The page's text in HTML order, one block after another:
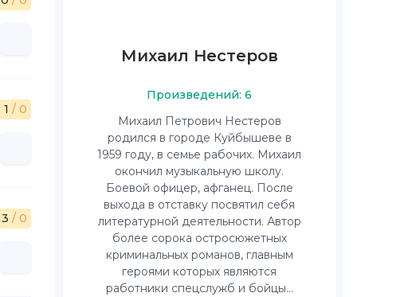
1 / 0
3 / 0
Михаил Нестеров
Произведений: 6
Михаил Петрович Нестеров
родился в городе Куйбышеве в
1959 году, в семье рабочих. Михаил
окончил музыкальную школу.
Боевой офицер, афганец. После
выхода в отставку посвятил себя
литературной деятельности. Автор
более сорока остросюжетных
криминальных романов, главным
героями которых являются
работники спецслужб и бойцы...